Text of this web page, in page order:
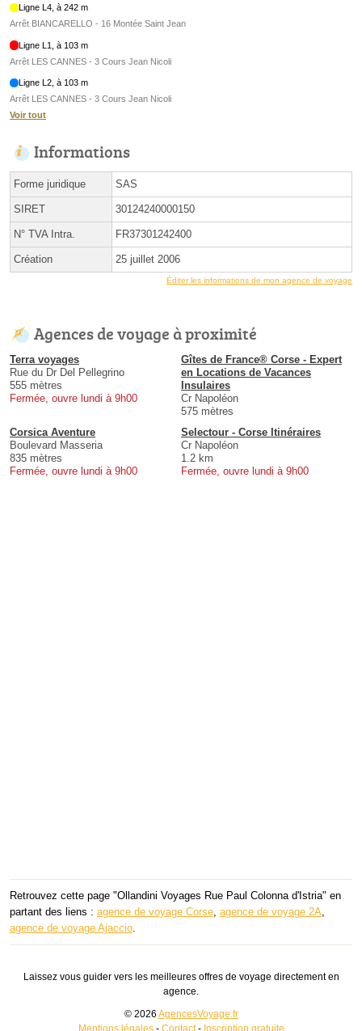
Ligne L4, à 242 m
Arrêt BIANCARELLO - 16 Montée Saint Jean
Ligne L1, à 103 m
Arrêt LES CANNES - 3 Cours Jean Nicoli
Ligne L2, à 103 m
Arrêt LES CANNES - 3 Cours Jean Nicoli
Voir tout
Informations
Forme juridique SAS
SIRET 30124240000150
N° TVA Intra. FR37301242400
Création 25 juillet 2006
Éditer les informations de mon agence de voyage
Agences de voyage à proximité
Terra voyages
Rue du Dr Del Pellegrino
555 mètres
Fermée, ouvre lundi à 9h00
Gîtes de France® Corse - Expert
en Locations de Vacances
Insulaires
Cr Napoléon
575 mètres
Corsica Aventure
Boulevard Masseria
835 mètres
Fermée, ouvre lundi à 9h00
Selectour - Corse Itinéraires
Cr Napoléon
1.2 km
Fermée, ouvre lundi à 9h00
Retrouvez cette page "Ollandini Voyages Rue Paul Colonna d'Istria" en
partant des liens : agence de voyage Corse, agence de voyage 2A,
agence de voyage Ajaccio.
Laissez vous guider vers les meilleures offres de voyage directement en
agence.
© 2026 AgencesVoyage.fr